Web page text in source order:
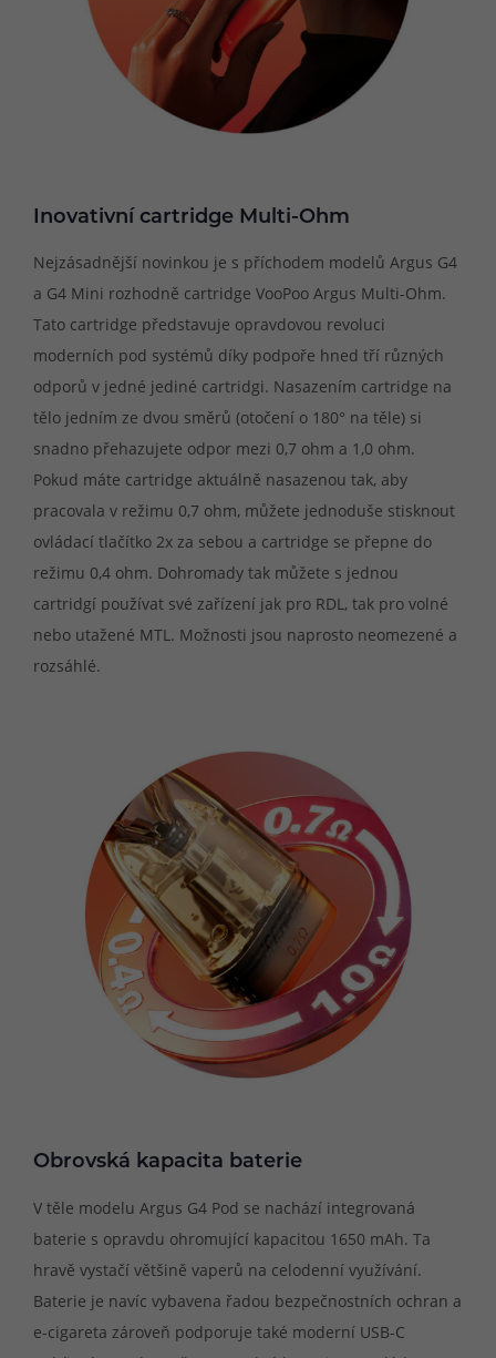
Inovativní cartridge Multi-Ohm
Nejzásadnější novinkou je s příchodem modelů Argus G4
a G4 Mini rozhodně cartridge VooPoo Argus Multi-Ohm.
Tato cartridge představuje opravdovou revoluci
moderních pod systémů díky podpoře hned tří různých
odporů v jedné jediné cartridgi. Nasazením cartridge na
tělo jedním ze dvou směrů (otočení o 180° na těle) si
snadno přehazujete odpor mezi 0,7 ohm a 1,0 ohm.
Pokud máte cartridge aktuálně nasazenou tak, aby
pracovala v režimu 0,7 ohm, můžete jednoduše stisknout
ovládací tlačítko 2x za sebou a cartridge se přepne do
režimu 0,4 ohm. Dohromady tak můžete s jednou
cartridgí používat své zařízení jak pro RDL, tak pro volné
nebo utažené MTL. Možnosti jsou naprosto neomezené a
rozsáhlé.
Obrovská kapacita baterie
V těle modelu Argus G4 Pod se nachází integrovaná
baterie s opravdu ohromující kapacitou 1650 mAh. Ta
hravě vystačí většině vaperů na celodenní využívání.
Baterie je navíc vybavena řadou bezpečnostních ochran a
e-cigareta zároveň podporuje také moderní USB-C